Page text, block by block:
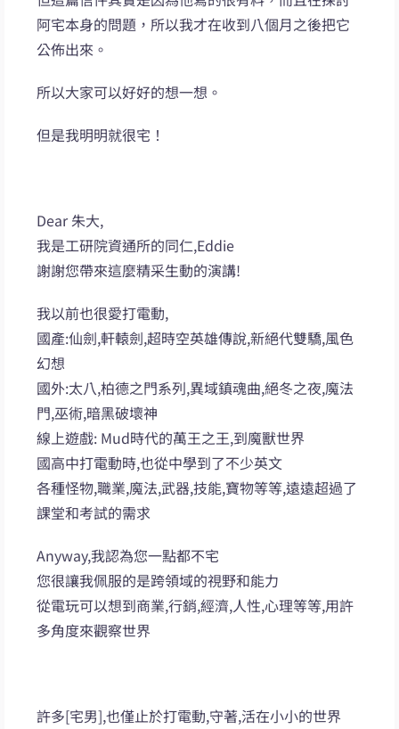
阿宅本身的問題，所以我才在收到八個月之後把它
公佈出來。
所以大家可以好好的想一想。
但是我明明就很宅！
Dear 朱大,
我是工研院資通所的同仁,Eddie
謝謝您帶來這麼精采生動的演講!
我以前也很愛打電動,
國產:仙劍,軒轅劍,超時空英雄傳說,新絕代雙驕,風色
幻想
國外:太八,柏德之門系列,異域鎮魂曲,絕冬之夜,魔法
門,巫術,暗黑破壞神
線上遊戲: Mud時代的萬王之王,到魔獸世界
國高中打電動時,也從中學到了不少英文
各種怪物,職業,魔法,武器,技能,寶物等等,遠遠超過了
課堂和考試的需求
Anyway,我認為您一點都不宅
您很讓我佩服的是跨領域的視野和能力
從電玩可以想到商業,行銷,經濟,人性,心理等等,用許
多角度來觀察世界
許多[宅男],也僅止於打電動,守著,活在小小的世界